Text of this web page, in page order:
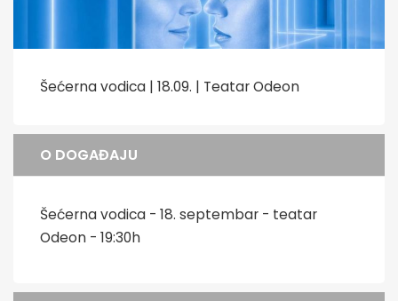
Šećerna vodica | 18.09. | Teatar Odeon
O DOGAĐAJU
Šećerna vodica - 18. septembar - teatar
Odeon - 19:30h